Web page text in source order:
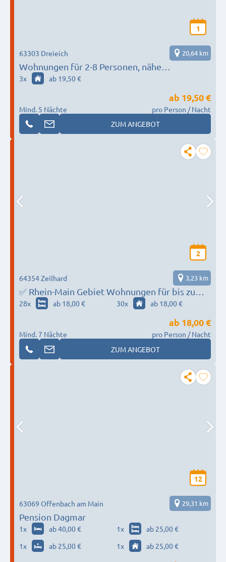
1
Wohnungen für 2-8 Personen, nähe
Frankfurt/Darmstadt, Einzelbetten, eigenes
63303 Dreieich 20,64 km
3x ab 19,50 €
Mind. 5 Nächte
ab 19,50 €
pro Person / Nacht
ZUM ANGEBOT
2
✅ Rhein-Main Gebiet Wohnungen für bis zu
250 Personen - Einzelbetten, Parkplätze und
64354 Zeilhard 3,23 km
28x ab 18,00 € 30x ab 18,00 €
Mind. 7 Nächte
ab 18,00 €
pro Person / Nacht
ZUM ANGEBOT
12
Pension Dagmar
63069 Offenbach am Main 29,31 km
1x ab 40,00 € 1x
ab 25,00 €
1x ab 25,00 € 1x ab 25,00 €